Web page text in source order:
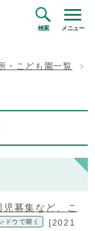
検索 メニュー
・こども園一覧
募集など、こ
ドウで開く
[2021